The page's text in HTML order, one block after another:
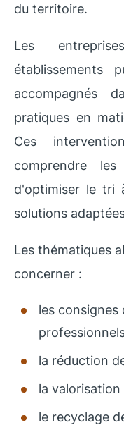
du territoire.
Les
établissements
accompagnés
pratiques en
Ces
comprendre les
d'optimiser le tri
solutions
Les thématiques
concerner :
les
la réduction
la
le recyclage